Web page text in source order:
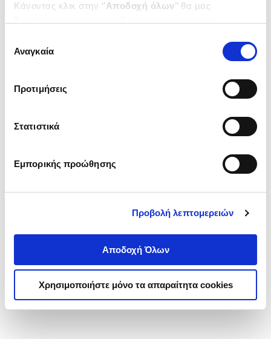
Κάνοντας κλικ στην ‘’Αποδοχή όλων’’ θα μας
ενδιαφέρουν και να επιλέξετε από τα παρακάτω με την
΄΄και να ενημερωθείτε σχετικά με
συγκατάθεσης
Αναγκαία
Προτιμήσεις
Στατιστικά
Εμπορικής προώθησης
Προβολή λεπτομερειών
Αποδοχή Όλων
Χρησιμοποιήστε μόνο τα απαραίτητα cookies